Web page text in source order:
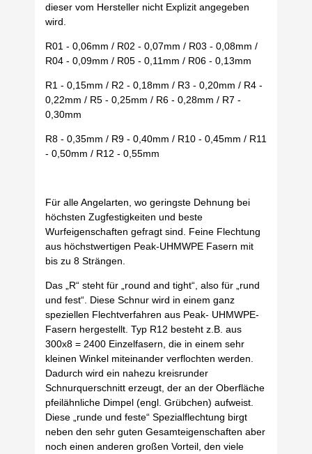
dieser vom Hersteller nicht Explizit angegeben
wird.
R01 - 0,06mm / R02 - 0,07mm / R03 - 0,08mm /
R04 - 0,09mm / R05 - 0,11mm / R06 - 0,13mm
R1 - 0,15mm / R2 - 0,18mm / R3 - 0,20mm / R4 -
0,22mm / R5 - 0,25mm / R6 - 0,28mm / R7 -
0,30mm
R8 - 0,35mm / R9 - 0,40mm / R10 - 0,45mm / R11
- 0,50mm / R12 - 0,55mm
Für alle Angelarten, wo geringste Dehnung bei
höchsten Zugfestigkeiten und beste
Wurfeigenschaften gefragt sind. Feine Flechtung
aus höchstwertigen Peak-UHMWPE Fasern mit
bis zu 8 Strängen.
Das „R“ steht für „round and tight“, also für „rund
und fest“. Diese Schnur wird in einem ganz
speziellen Flechtverfahren aus Peak- UHMWPE-
Fasern hergestellt. Typ R12 besteht z.B. aus
300x8 = 2400 Einzelfasern, die in einem sehr
kleinen Winkel miteinander verflochten werden.
Dadurch wird ein nahezu kreisrunder
Schnurquerschnitt erzeugt, der an der Oberfläche
pfeilähnliche Dimpel (engl. Grübchen) aufweist.
Diese „runde und feste“ Spezialflechtung birgt
neben den sehr guten Gesamteigenschaften aber
noch einen anderen großen Vorteil, den viele